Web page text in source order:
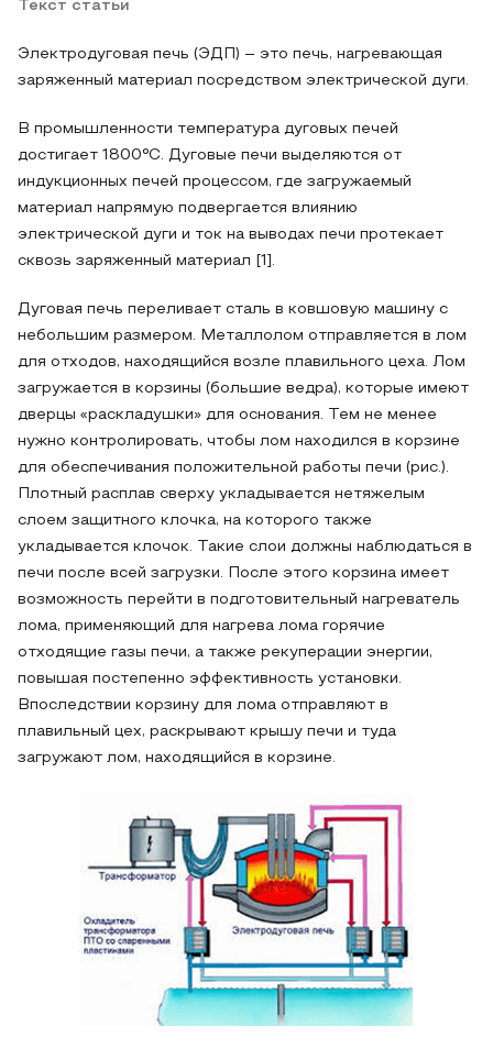
Текст статьи
Электродуговая печь (ЭДП) – это печь, нагревающая
заряженный материал посредством электрической дуги.
В промышленности температура дуговых печей
достигает 1800°C. Дуговые печи выделяются от
индукционных печей процессом, где загружаемый
материал напрямую подвергается влиянию
электрической дуги и ток на выводах печи протекает
сквозь заряженный материал [1].
Дуговая печь переливает сталь в ковшовую машину с
небольшим размером. Металлолом отправляется в лом
для отходов, находящийся возле плавильного цеха. Лом
загружается в корзины (большие ведра), которые имеют
дверцы «раскладушки» для основания. Тем не менее
нужно контролировать, чтобы лом находился в корзине
для обеспечивания положительной работы печи (рис.).
Плотный расплав сверху укладывается нетяжелым
слоем защитного клочка, на которого также
укладывается клочок. Такие слои должны наблюдаться в
печи после всей загрузки. После этого корзина имеет
возможность перейти в подготовительный нагреватель
лома, применяющий для нагрева лома горячие
отходящие газы печи, а также рекуперации энергии,
повышая постепенно эффективность установки.
Впоследствии корзину для лома отправляют в
плавильный цех, раскрывают крышу печи и туда
загружают лом, находящийся в корзине.